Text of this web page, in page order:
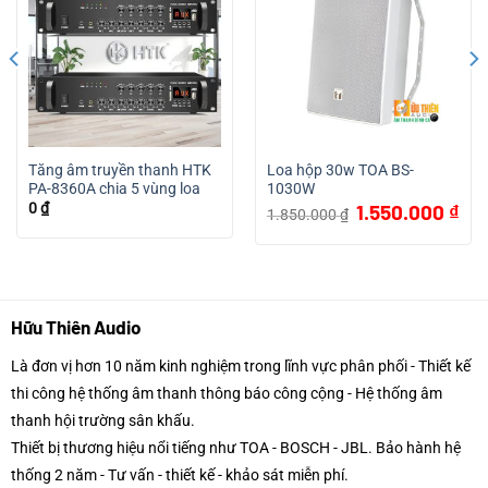
Tăng âm truyền thanh HTK
PA-8360A chia 5 vùng loa
0₫
Loa hộp 30w TOA BS-
1030W
1.850.000₫ Giá
gốc
1.550.000 ₫Giá
hiện
Hữu Thiên Audio
Là đơn vị hơn 10 năm kinh nghiệm trong lĩnh vực phân phối - Thiết kế
thi công hệ thống âm thanh thông báo công cộng - Hệ thống âm
thanh hội trường sân khấu.
Thiết bị thương hiệu nổi tiếng như TOA - BOSCH - JBL. Bảo hành hệ
thống 2 năm - Tư vấn - thiết kế - khảo sát miễn phí.